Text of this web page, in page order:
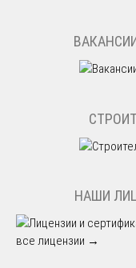
НАШИ
все лицензии →